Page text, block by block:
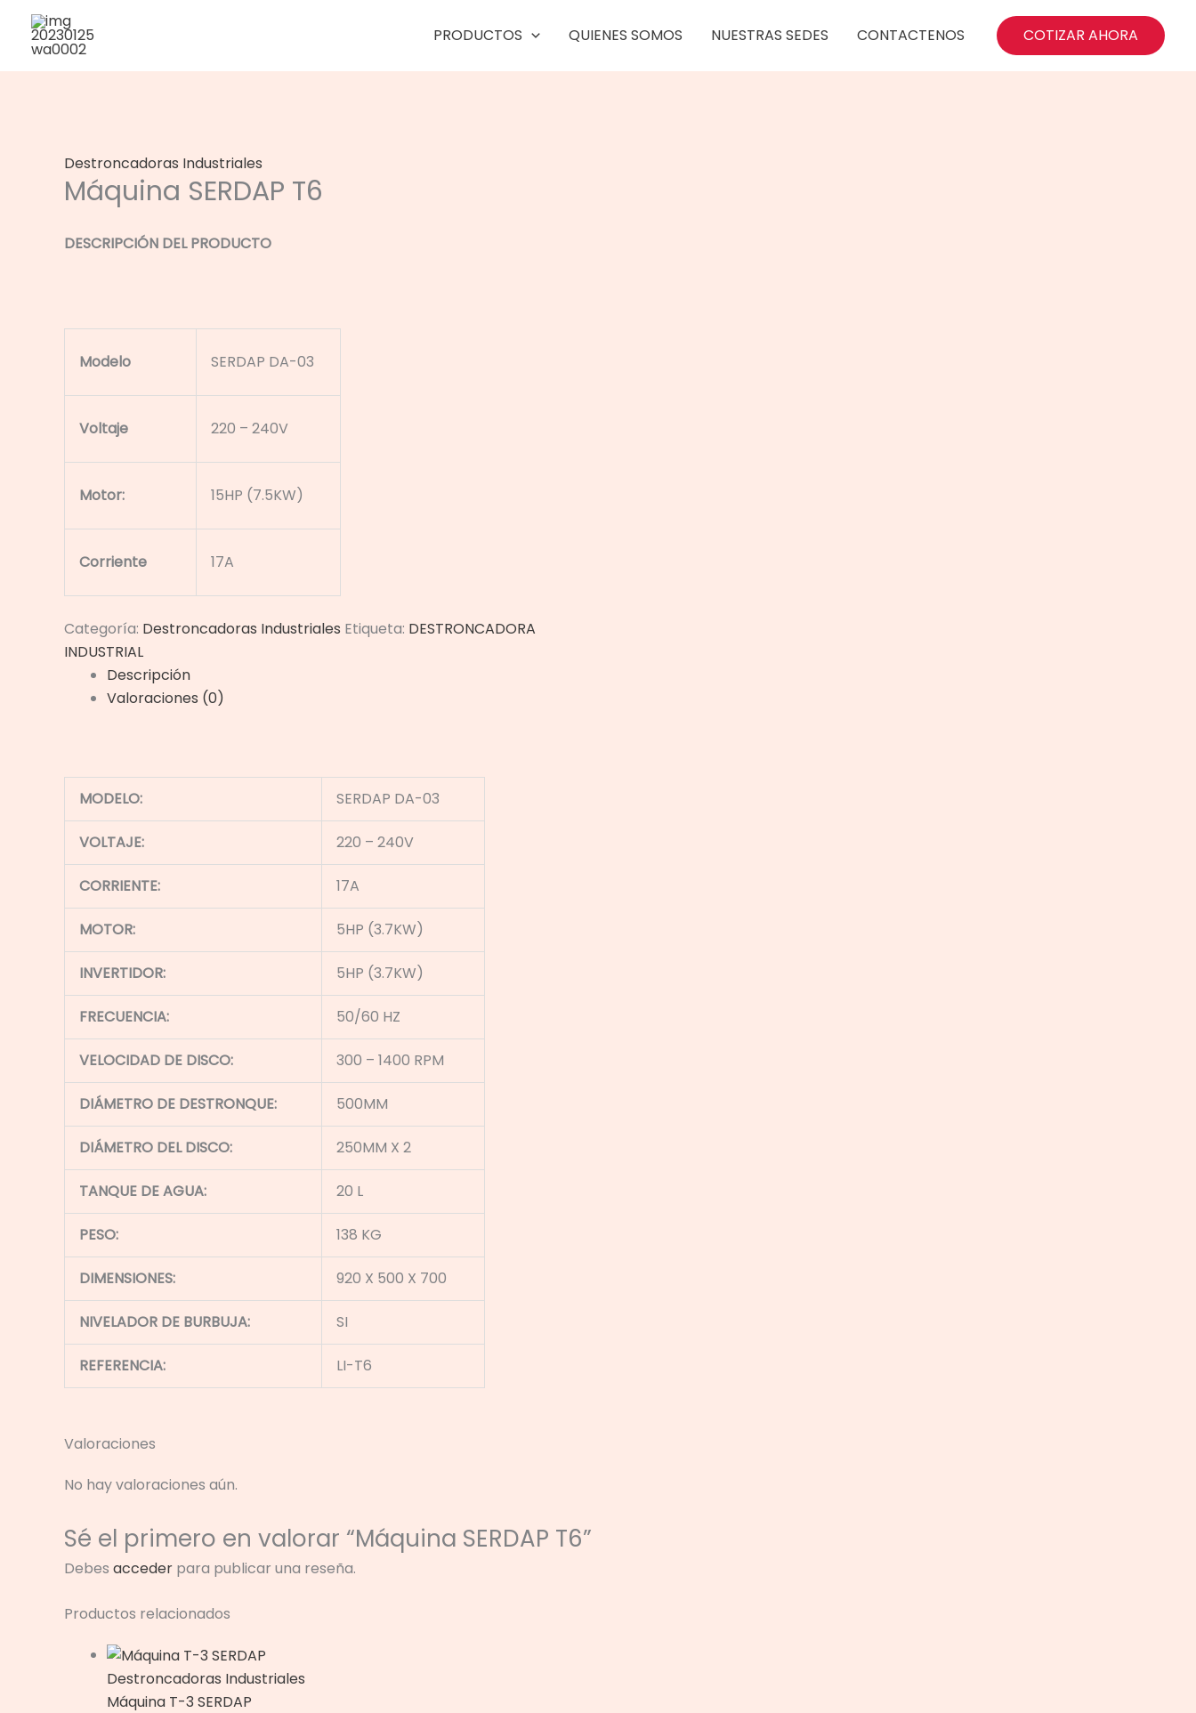
contenido
PRODUCTOS QUIENES SOMOS NUESTRAS SEDES CONTACTENOS COTIZAR AHORA
Destroncadoras Industriales
Máquina SERDAP T6
DESCRIPCIÓN DEL PRODUCTO
Modelo SERDAP DA-03
Voltaje 220 – 240V
Motor: 15HP (7.5KW)
Corriente 17A
Categoría: Destroncadoras Industriales Etiqueta: DESTRONCADORA
INDUSTRIAL
Descripción
Valoraciones (0)
MODELO: SERDAP DA-03
VOLTAJE: 220 – 240V
CORRIENTE: 17A
MOTOR: 5HP (3.7KW)
INVERTIDOR: 5HP (3.7KW)
FRECUENCIA: 50/60 HZ
VELOCIDAD DE DISCO: 300 – 1400 RPM
DIÁMETRO DE DESTRONQUE: 500MM
DIÁMETRO DEL DISCO: 250MM X 2
TANQUE DE AGUA: 20 L
PESO: 138 KG
DIMENSIONES: 920 X 500 X 700
NIVELADOR DE BURBUJA: SI
REFERENCIA: LI-T6
Valoraciones
No hay valoraciones aún.
Sé el primero en valorar “Máquina SERDAP T6”
Debes acceder para publicar una reseña.
Productos relacionados
Destroncadoras Industriales
Máquina T-3 SERDAP